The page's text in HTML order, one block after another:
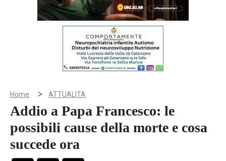
Home > ATTUALITA
Addio a Papa Francesco: le
possibili cause della morte e cosa
succede ora